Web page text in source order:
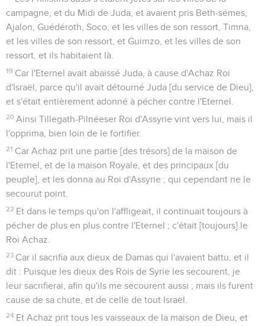
campagne, et du Midi de Juda, et avaient pris Beth-sémes,
Ajalon, Guédéroth, Soco, et les villes de son ressort, Timna,
et les villes de son ressort, et Guimzo, et les villes de son
ressort, et ils habitaient là.
19 Car l'Eternel avait abaissé Juda, à cause d'Achaz Roi
d'Israël, parce qu'il avait détourné Juda [du service de Dieu],
et s'était entièrement adonné à pécher contre l'Eternel.
20 Ainsi Tillegath-Pilnéeser Roi d'Assyrie vint vers lui, mais il
l'opprima, bien loin de le fortifier.
21 Car Achaz prit une partie [des trésors] de la maison de
l'Eternel, et de la maison Royale, et des principaux [du
peuple], et les donna au Roi d'Assyrie ; qui cependant ne le
secourut point.
22 Et dans le temps qu'on l'affligeait, il continuait toujours à
pécher de plus en plus contre l'Eternel ; c'était [toujours] le
Roi Achaz.
23 Car il sacrifia aux dieux de Damas qui l'avaient battu, et il
dit : Puisque les dieux des Rois de Syrie les secourent, je
leur sacrifierai, afin qu'ils me secourent aussi ; mais ils furent
cause de sa chute, et de celle de tout Israël.
24 Et Achaz prit tous les vaisseaux de la maison de Dieu, et